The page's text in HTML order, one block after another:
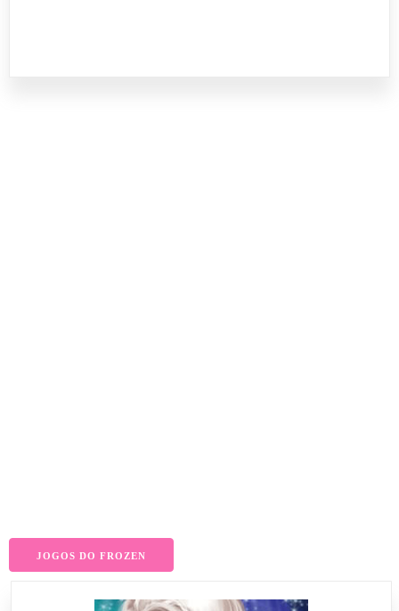
JOGOS DO FROZEN